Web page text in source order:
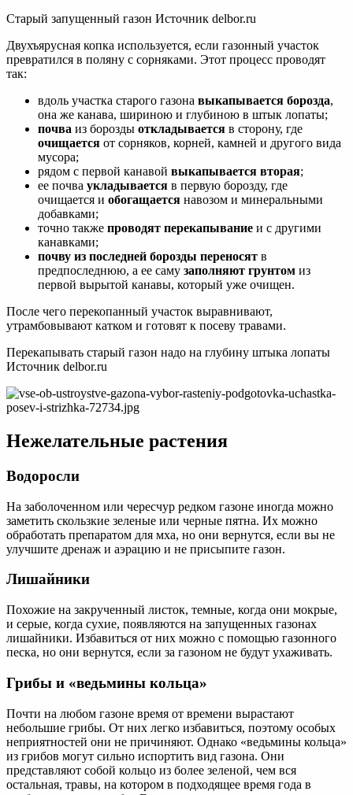
Старый запущенный газон Источник delbor.ru
Двухъярусная копка используется, если газонный участок
превратился в поляну с сорняками. Этот процесс проводят
так:
вдоль участка старого газона выкапывается борозда,
она же канава, шириною и глубиною в штык лопаты;
почва из борозды откладывается в сторону, где
очищается от сорняков, корней, камней и другого вида
мусора;
рядом с первой канавой выкапывается вторая;
ее почва укладывается в первую борозду, где
очищается и обогащается навозом и минеральными
добавками;
точно также проводят перекапывание и с другими
канавками;
почву из последней борозды переносят в
предпоследнюю, а ее саму заполняют грунтом из
первой вырытой канавы, который уже очищен.
После чего перекопанный участок выравнивают,
утрамбовывают катком и готовят к посеву травами.
Перекапывать старый газон надо на глубину штыка лопаты
Источник delbor.ru
Нежелательные растения
Водоросли
На заболоченном или чересчур редком газоне иногда можно
заметить скользкие зеленые или черные пятна. Их можно
обработать препаратом для мха, но они вернутся, если вы не
улучшите дренаж и аэрацию и не присыпите газон.
Лишайники
Похожие на закрученный листок, темные, когда они мокрые,
и серые, когда сухие, появляются на запущенных газонах
лишайники. Избавиться от них можно с помощью газонного
песка, но они вернутся, если за газоном не будут ухаживать.
Грибы и «ведьмины кольца»
Почти на любом газоне время от времени вырастают
небольшие грибы. От них легко избавиться, поэтому особых
неприятностей они не причиняют. Однако «ведьмины кольца»
из грибов могут сильно испортить вид газона. Они
представляют собой кольцо из более зеленой, чем вся
остальная, травы, на котором в подходящее время года в